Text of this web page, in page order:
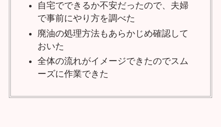
自宅でできるか不安だったので、夫婦
で事前にやり方を調べた
廃油の処理方法もあらかじめ確認して
おいた
全体の流れがイメージできたのでスム
ーズに作業できた